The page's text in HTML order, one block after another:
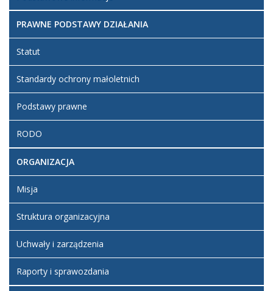
PRAWNE PODSTAWY DZIAŁANIA
Statut
Standardy ochrony małoletnich
Podstawy prawne
RODO
ORGANIZACJA
Misja
Struktura organizacyjna
Uchwały i zarządzenia
Raporty i sprawozdania